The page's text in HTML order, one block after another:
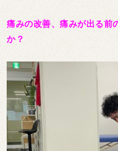
痛みの改善、痛みが出る前
か？